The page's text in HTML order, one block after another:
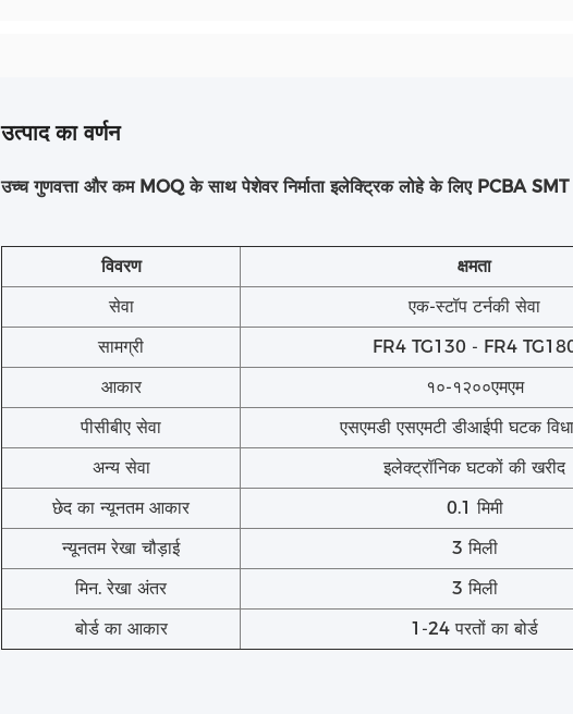
उत्पाद का वर्णन
उच्च गुणवत्ता और कम MOQ के साथ पेशेवर निर्माता इलेक्ट्रिक लोहे के लिए PCBA
विवरण
क्षमता
सेवा
एक-स्टॉप टर्नकी सेवा
सामग्री
FR4 TG130 - FR4
आकार
१०-१२००एमएम
पीसीबीए सेवा
एसएमडी एसएमटी डीआईपी घटक
अन्य सेवा
इलेक्ट्रॉनिक घटकों की खरीद
छेद का न्यूनतम आकार
0.1 मिमी
न्यूनतम रेखा चौड़ाई
3 मिली
मिन. रेखा अंतर
3 मिली
बोर्ड का आकार
1-24 परतों का बोर्ड